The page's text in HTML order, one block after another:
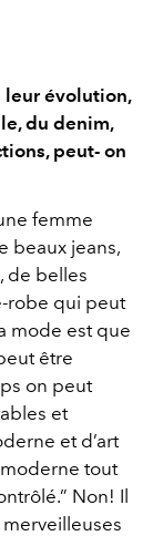
leur évolution,
du denim,
peut- on
femme
beaux jeans,
de belles
robe qui peut
mode est que
être
on peut
et
et d’art
tout
Non! Il